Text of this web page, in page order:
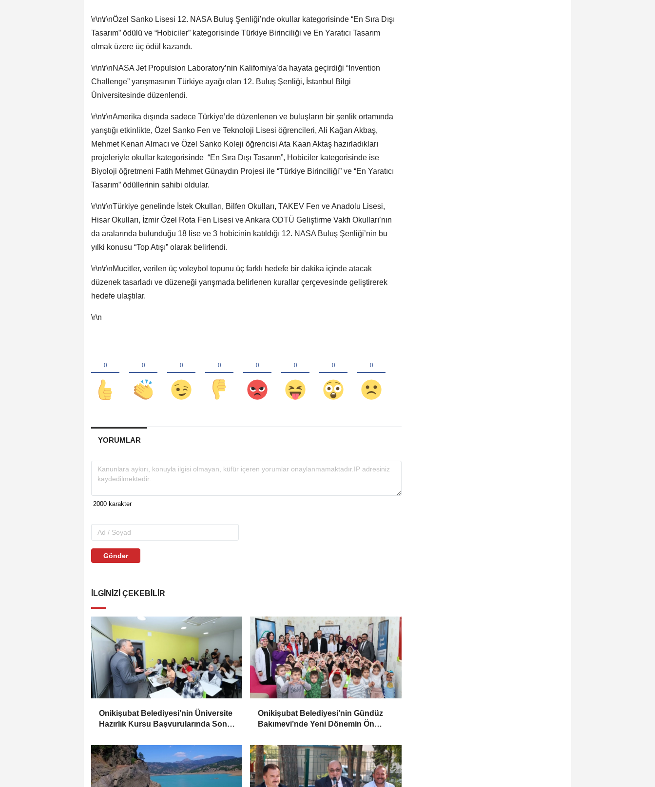
\r\n\r\nÖzel Sanko Lisesi 12. NASA Buluş Şenliği’nde okullar kategorisinde “En Sıra Dışı
Tasarım” ödülü ve “Hobiciler” kategorisinde Türkiye Birinciliği ve En Yaratıcı Tasarım
olmak üzere üç ödül kazandı.
\r\n\r\nNASA Jet Propulsion Laboratory’nin Kaliforniya’da hayata geçirdiği “Invention
Challenge” yarışmasının Türkiye ayağı olan 12. Buluş Şenliği, İstanbul Bilgi
Üniversitesinde düzenlendi.
\r\n\r\nAmerika dışında sadece Türkiye’de düzenlenen ve buluşların bir şenlik ortamında
yarıştığı etkinlikte, Özel Sanko Fen ve Teknoloji Lisesi öğrencileri, Ali Kağan Akbaş,
Mehmet Kenan Almacı ve Özel Sanko Koleji öğrencisi Ata Kaan Aktaş hazırladıkları
projeleriyle okullar kategorisinde “En Sıra Dışı Tasarım”, Hobiciler kategorisinde ise
Biyoloji öğretmeni Fatih Mehmet Günaydın Projesi ile “Türkiye Birinciliği” ve “En Yaratıcı
Tasarım” ödüllerinin sahibi oldular.
\r\n\r\nTürkiye genelinde İstek Okulları, Bilfen Okulları, TAKEV Fen ve Anadolu Lisesi,
Hisar Okulları, İzmir Özel Rota Fen Lisesi ve Ankara ODTÜ Geliştirme Vakfı Okulları’nın
da aralarında bulunduğu 18 lise ve 3 hobicinin katıldığı 12. NASA Buluş Şenliği’nin bu
yılki konusu “Top Atışı” olarak belirlendi.
\r\n\r\nMucitler, verilen üç voleybol topunu üç farklı hedefe bir dakika içinde atacak
düzenek tasarladı ve düzeneği yarışmada belirlenen kurallar çerçevesinde geliştirerek
hedefe ulaştılar.
\r\n
YORUMLAR
Gönder
İLGINIZI ÇEKEBILIR
Onikişubat Belediyesi’nin Üniversite
Hazırlık Kursu Başvurularında Son
Onikişubat Belediyesi’nin Gündüz
Bakımevi’nde Yeni Dönemin Ön